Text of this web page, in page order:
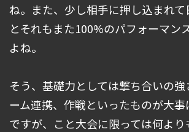
ね。また、少し相手に押し込まれて
とそれもまた100%のパフォーマン
よね。
そう、基礎力としては撃ち合いの
ーム連携、作戦といったものが大事
ですが、こと大会に限っては何よ